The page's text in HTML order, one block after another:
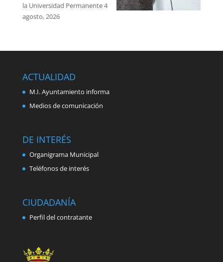
la Universidad Permanente4
agosto, 2026
ACTUALIDAD
M.I. Ayuntamiento informa
Medios de comunicación
DE INTERÉS
Organigrama Municipal
Teléfonos de interés
CIUDADANÍA
Perfil del contratante